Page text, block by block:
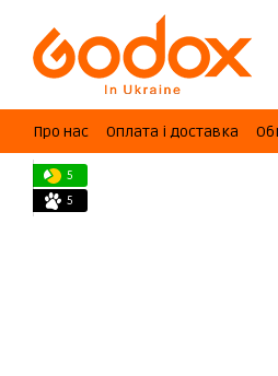
Перейти до основного контенту
Про нас Оплата і доставка
5
5